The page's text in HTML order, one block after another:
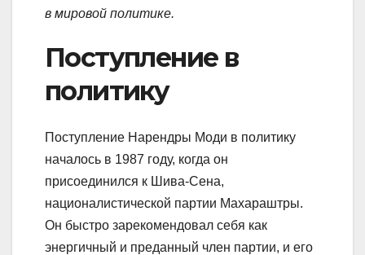
в мировой политике.
Поступление в
политику
Поступление Нарендры Моди в политику
началось в 1987 году, когда он
присоединился к Шива-Сена,
националистической партии Махараштры.
Он быстро зарекомендовал себя как
энергичный и преданный член партии, и его